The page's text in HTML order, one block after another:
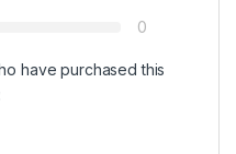
0
have purchased this